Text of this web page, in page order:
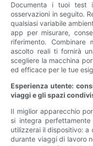
Documenta i tuoi test
osservazioni in seguito.
qualsiasi variabile
app per misurare,
riferimento. Combinare
ascolto reali ti fornirà
scegliere la macchina
ed efficace per le tue
Esperienza utente:
viaggi e gli spazi
Il miglior apparecchio
si integra
utilizzerai il dispositivo: a
durante viaggi di lavoro